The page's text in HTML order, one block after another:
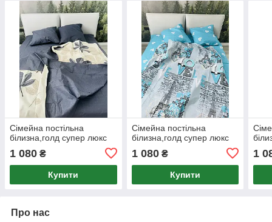
Сімейна постільна
білизна,голд супер люкс
1 080 ₴
Купити
Сімейна постільна
білизна,голд супер люкс
1 080₴
Купити
1
Про нас